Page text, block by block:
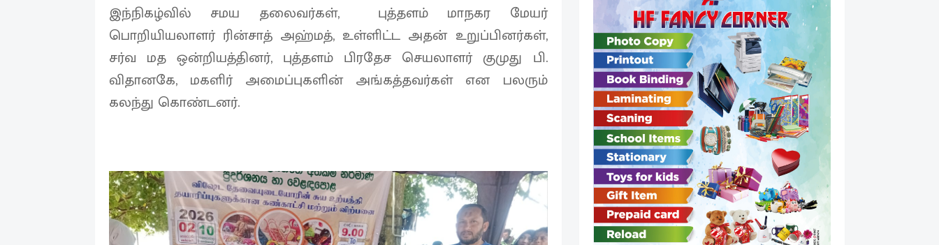
இந்நிகழ்வில் சமய தலைவர்கள், புத்தளம் மாநகர மேயர்
பொறியியலாளர் ரின்சாத் அஹ்மத், உள்ளிட்ட அதன் உறுப்பினர்கள்,
சர்வ மத ஒன்றியத்தினர், புத்தளம் பிரதேச செயலாளர் குமுது பி.
விதானகே, மகளிர் அமைப்புகளின் அங்கத்தவர்கள் என பலரும்
கலந்து கொண்டனர்.